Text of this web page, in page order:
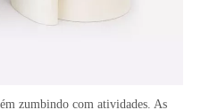
zumbindo com atividades. As